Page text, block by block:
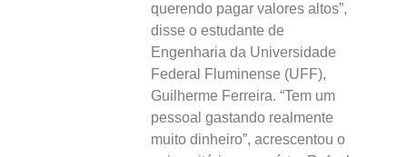
querendo pagar valores altos”,
disse o estudante de
Engenharia da Universidade
Federal Fluminense (UFF),
Guilherme Ferreira. “Tem um
pessoal gastando realmente
muito dinheiro”, acrescentou o